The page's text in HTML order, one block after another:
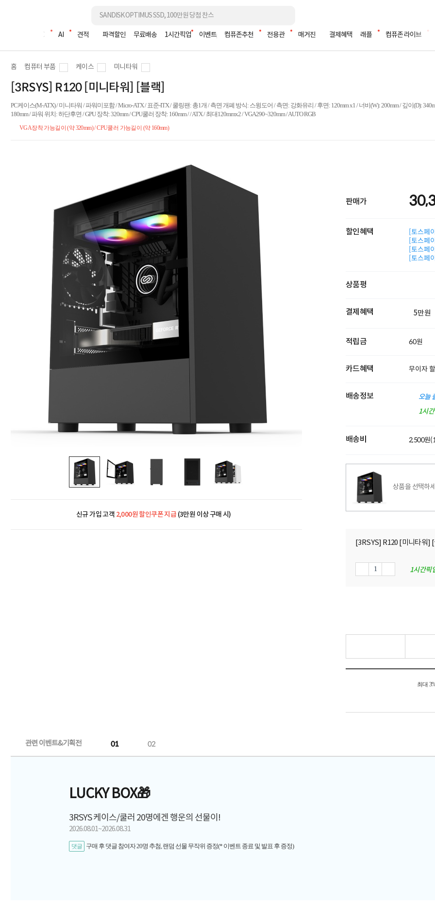
조립PC AI 견적 파격할인 무료배송 1시간픽업 이벤트 컴퓨존추천 전용관 매거진 결제혜택 래플 컴퓨존 라이브
홈 컴퓨터 부품 케이스 미니타워
[3RSYS] R120 [미니타워] [블랙]
PC케이스(M-ATX) / 미니타워 / 파워미포함 / Micro-ATX / 표준-ITX / 쿨링팬: 총1개 / 측면 개폐 방식: 스윙도어 / 측면: 강화유리 / 후면: 120mm x1 / 너비(W): 200mm / 깊이(D):
180mm / 파워 위치: 하단후면 / GPU 장착: 320mm / CPU쿨러 장착: 160mm / / ATX / 최대120mmx2 / VGA290~320mm / AUTO RGB
VGA장착 가능길이 (약 320mm) / CPU쿨러 가능길이 (약 160mm)
신규 가입 고객 2,000원 할인쿠폰 지급(3만원 이상 구매 시)
판매가
할인혜택
[토스페
[토스페
[토스페
[토스페
상품평
결제혜택 5만원
적립금 60원
카드혜택 무이자
배송정보
오늘
1시
배송비 2,500원
상품을 선택하
[3RSYS] R120 [미니타워]
1시간픽
최대
관련 이벤트&기획전 01 02
LUCKY BOX🎁
3RSYS 케이스/쿨러 20명에겐 행운의 선물이!
2026.08.01~2026.08.31
댓글 구매 후 댓글 참여자 20명 추첨, 랜덤 선물 무작위 증정(* 이벤트 종료 및 발표 후 증정)